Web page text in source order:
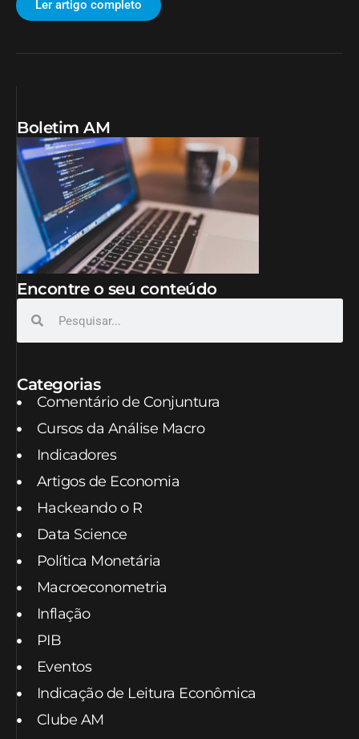
Ler artigo completo
Boletim AM
Encontre o seu conteúdo
Categorias
Comentário de Conjuntura
Cursos da Análise Macro
Indicadores
Artigos de Economia
Hackeando o R
Data Science
Política Monetária
Macroeconometria
Inflação
PIB
Eventos
Indicação de Leitura Econômica
Clube AM